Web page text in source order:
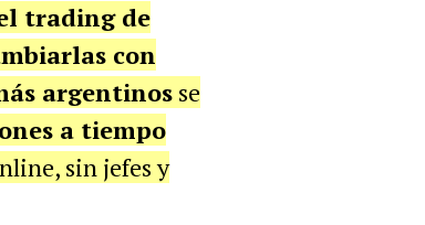
trading de
con
argentinosse
a tiempo
sin jefes y